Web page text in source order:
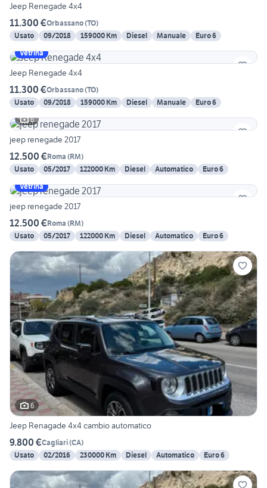
Jeep Renegade 4x4
11.300 €Orbassano(TO)
Usato
09/2018 159000 Km Diesel Manuale
Euro 6
Vetrina
Jeep Renegade 4x4
11.300 €Orbassano(TO)
Usato
09/2018 159000 Km Diesel Manuale
Euro 6
6
jeep renegade 2017
12.500 €Roma (RM)
Usato
05/2017 122000 Km Diesel Automatico
Euro 6
Vetrina
jeep renegade 2017
12.500 €Roma (RM)
Usato
05/2017 122000 Km Diesel Automatico Euro 6
6
Jeep Renagade 4x4 cambio automatico
9.800 €Cagliari(CA)
Usato
02/2016 230000 Km Diesel Automatico Euro 6